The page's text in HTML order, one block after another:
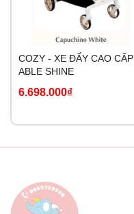
COZY - XE ĐẨY CAO CẤP
ABLE SHINE
6.698.000₫